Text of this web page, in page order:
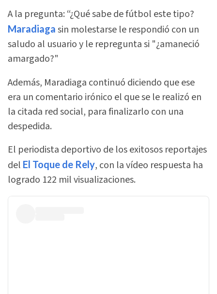
A la pregunta: “¿Qué sabe de fútbol este tipo?
Maradiaga sin molestarse le respondió con un
saludo al usuario y le repregunta si "¿amaneció
amargado?"
Además, Maradiaga continuó diciendo que ese
era un comentario irónico el que se le realizó en
la citada red social, para finalizarlo con una
despedida.
El periodista deportivo de los exitosos reportajes
del El Toque de Rely, con la vídeo respuesta ha
logrado 122 mil visualizaciones.